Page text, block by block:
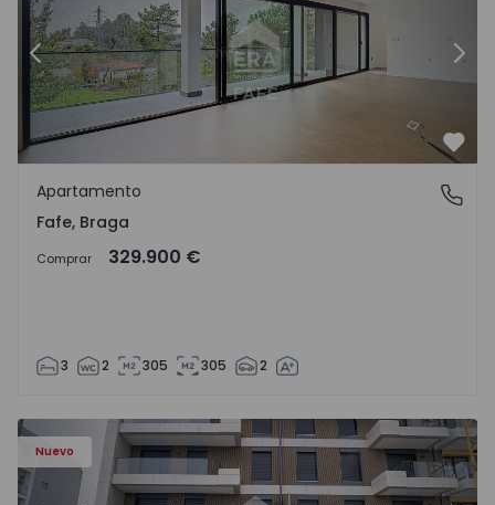
Anterior
Fafe, Braga
Apartamento
Fafe, Braga
Comprar 329.900 €
3 2 305 305 2
Nuevo